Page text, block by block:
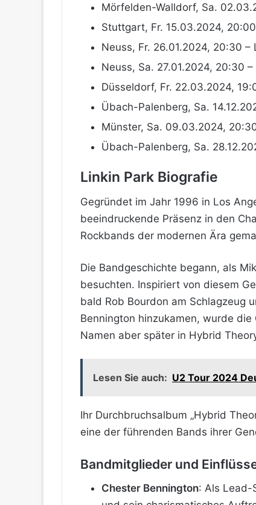
Mörfelden-Walldorf, Sa.
Stuttgart, Fr. 15.03.2024,
Neuss, Fr. 26.01.2024, 20:30 –
Neuss, Sa. 27.01.2024, 20:30
Düsseldorf, Fr. 22.03.2024,
Übach-Palenberg, Sa.
Münster, Sa. 09.03.2024,
Übach-Palenberg, Sa.
Linkin Park Biografie
Gegründet im Jahr 1996 in Los
beeindruckende Präsenz in den
Rockbands der modernen Ära
Die Bandgeschichte begann, als
besuchten. Inspiriert von diesem
bald Rob Bourdon am Schlagzeug
Bennington hinzukamen, wurde
Namen aber später in Hybrid
Lesen Sie auch: U2 Tour 2024
Ihr Durchbruchsalbum „Hybrid
eine der führenden Bands ihrer
Bandmitglieder und
Chester Bennington: Als Lead-